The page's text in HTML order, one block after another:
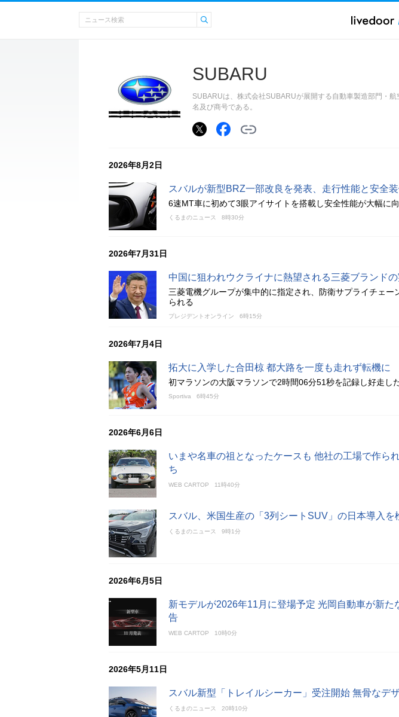
SUBARU
SUBARUは、株式会社SUBARUが展開する自動車製造部門・航
名及び商号である。
2026年8月2日
スバルが新型BRZ一部改良を発表、走行性能と安全
6速MT車に初めて3眼アイサイトを搭載し安全性能が大幅に
くるまのニュース 8時30分
2026年7月31日
中国に狙われウクライナに熱望される三菱ブランド
三菱電機グループが集中的に指定され、防衛サプライチェー
られる
プレジデントオンライン 6時15分
2026年7月4日
拓大に入学した合田椋 都大路を一度も走れず転機に
初マラソンの大阪マラソンで2時間06分51秒を記録し好走し
Sportiva 6時45分
2026年6月6日
いまや名車の祖となったケースも 他社の工場で作ら
ち
WEB CARTOP 11時40分
スバル、米国生産の「3列シートSUV」の日本導入を
くるまのニュース 9時1分
2026年6月5日
新モデルが2026年11月に登場予定 光岡自動車が新た
告
WEB CARTOP 10時0分
2026年5月11日
スバル新型「トレイルシーカー」受注開始 無骨なデ
くるまのニュース 20時10分